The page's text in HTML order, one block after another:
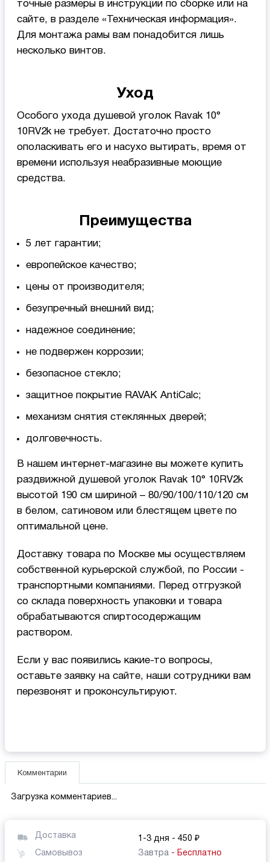
точные размеры в инструкции по сборке или на
сайте, в разделе «Техническая информация».
Для монтажа рамы вам понадобится лишь
несколько винтов.
Уход
Особого ухода душевой уголок Ravak 10°
10RV2k не требует. Достаточно просто
ополаскивать его и насухо вытирать, время от
времени используя неабразивные моющие
средства.
Преимущества
5 лет гарантии;
европейское качество;
цены от производителя;
безупречный внешний вид;
надежное соединение;
не подвержен коррозии;
безопасное стекло;
защитное покрытие RAVAK AntiCalc;
механизм снятия стеклянных дверей;
долговечность.
В нашем интернет-магазине вы можете купить
раздвижной душевой уголок Ravak 10° 10RV2k
высотой 190 см шириной – 80/90/100/110/120 см
в белом, сатиновом или блестящем цвете по
оптимальной цене.
Доставку товара по Москве мы осуществляем
собственной курьерской службой, по России -
транспортными компаниями. Перед отгрузкой
со склада поверхность упаковки и товара
обрабатываются спиртосодержащим
раствором.
Если у вас появились какие-то вопросы,
оставьте заявку на сайте, наши сотрудники вам
перезвонят и проконсультируют.
Комментарии
Загрузка комментариев...
Доставка 1-3 дня - 450 ₽
Самовывоз
Завтра - Бесплатно